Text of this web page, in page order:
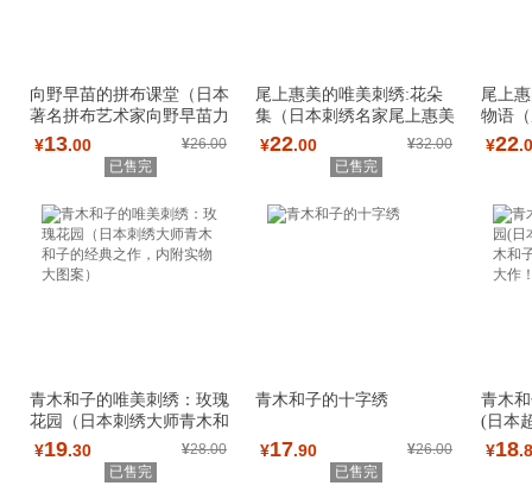
向野早苗的拼布课堂（日本
著名拼布艺术家向野早苗力
作/掌握色彩
¥13.00 ¥26.00
已售完
尾上惠美的唯美刺绣:花朵
集（日本刺绣名家尾上惠美
花朵主题作品
¥22.00 ¥32.00
已售完
尾上
物语
集。
¥22
青木和子的唯美刺绣：玫瑰
花园（日本刺绣大师青木和
子的经典之作
¥19.30 ¥28.00
已售完
青木和子的十字绣
¥17.90 ¥26.00
已售完
青木
(日本
木和
¥18